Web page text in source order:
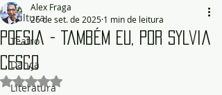
Cultura
Teatro
Dança
Literatura
Poesia - Também Eu, por Sylvia
Cesco
Alex Fraga
26 de set. de 2025 1 min de leitura
Avaliado com NaN de 5 estrelas.